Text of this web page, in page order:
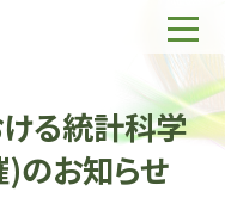
る統計科学
お知らせ